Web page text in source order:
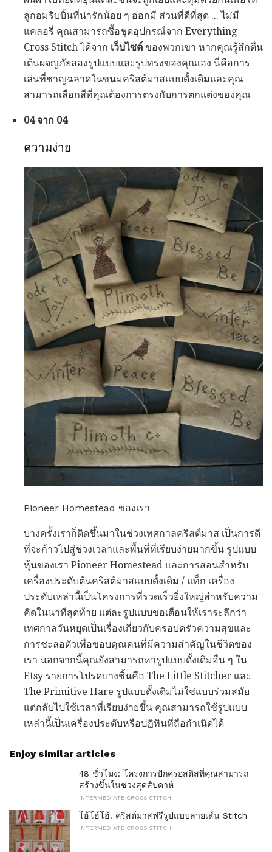
ลูกอมริบบิ้นที่น่ารักน้อย ๆ ออกมี ส่วนที่ดีที่สุด ... ไม่มี
แคลอรี่ คุณสามารถซื้อชุดอุปกรณ์จาก Everything
Cross Stitch ได้จาก เว็บไซต์ ของพวกเขา หากคุณรู้สึกตื่น
เต้นผจญภัยลองรูปแบบและรูปทรงของคุณเอง นี่คือการ
เล่นที่ชาญฉลาดในขนมคริสต์มาสแบบดั้งเดิมและคุณ
สามารถเลือกสีที่คุณต้องการตรงกับการตกแต่งของคุณ
04 จาก 04
ความง่าย
Pioneer Homestead ของเรา
บางครั้งเราก็ติดขึ้นมาในช่วงเทศกาลคริสต์มาส เป็นการดี
ที่จะก้าวไปสู่ช่วงเวลาและพื้นที่ที่เรียบง่ายมากขึ้น รูปแบบ
หุ้นของเรา Pioneer Homestead และการสอนสำหรับ
เครื่องประดับต้นคริสต์มาสแบบดั้งเดิม / แท็ก เครื่อง
ประดับเหล่านี้เป็นโครงการที่รวดเร็วยิ่งใหญ่สำหรับความ
คิดในนาทีสุดท้าย แต่ละรูปแบบขอเตือนให้เราระลึกว่า
เทศกาลวันหยุดเป็นเรื่องเกี่ยวกับครอบครัวความสุขและ
การชะลอตัวเพื่อขอบคุณคนที่มีความสำคัญในชีวิตของ
เรา นอกจากนี้คุณยังสามารถหารูปแบบดั้งเดิมอื่น ๆ ใน
Etsy รายการโปรดบางชิ้นคือ The Little Stitcher และ
The Primitive Hare รูปแบบดั้งเดิมไม่ใช่แบบร่วมสมัย
แต่กลับไปใช้เวลาที่เรียบง่ายขึ้น คุณสามารถใช้รูปแบบ
เหล่านี้เป็นเครื่องประดับหรือปฏิทินที่ถือกำเนิดได้
Enjoy similar articles
48 ชั่วโมง: โครงการปักครอสติสที่คุณสามารถ
สร้างขึ้นในช่วงสุดสัปดาห์
INTERMEDIATE CROSS STITCH
โฮ้โฮ้โฮ้! คริสต์มาสฟรีรูปแบบลายเส้น Stitch
INTERMEDIATE CROSS STITCH